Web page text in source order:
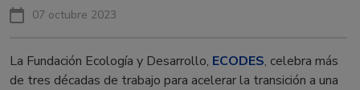
07 octubre 2023
La Fundación Ecología y Desarrollo, ECODES, celebra más
de tres décadas de trabajo para acelerar la transición a una